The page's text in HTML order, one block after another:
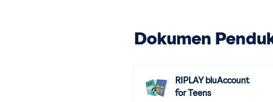
Dokumen
RIPLAY bluAccount
for Teens